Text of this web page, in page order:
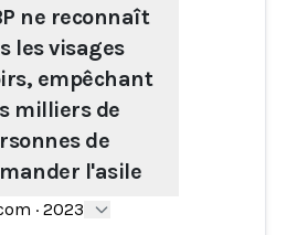
ne reconnaît
les visages
empêchant
milliers de
de
l'asile
· 2023